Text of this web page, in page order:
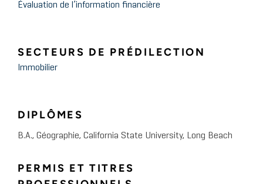
Évaluation de l’information financière
SECTEURS DE PRÉDILECTION
Immobilier
DIPLÔMES
B.A., Géographie, California State University, Long Beach
PERMIS ET TITRES